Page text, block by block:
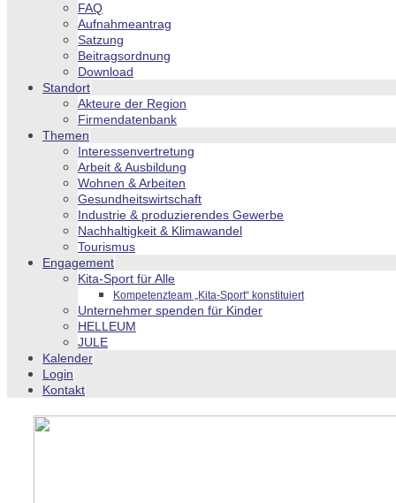
FAQ
Aufnahmeantrag
Satzung
Beitragsordnung
Download
Standort
Akteure der Region
Firmendatenbank
Themen
Interessenvertretung
Arbeit & Ausbildung
Wohnen & Arbeiten
Gesundheitswirtschaft
Industrie & produzierendes Gewerbe
Nachhaltigkeit & Klimawandel
Tourismus
Engagement
Kita-Sport für Alle
Kompetenzteam „Kita-Sport“ konstituiert
Unternehmer spenden für Kinder
HELLEUM
JULE
Kalender
Login
Kontakt